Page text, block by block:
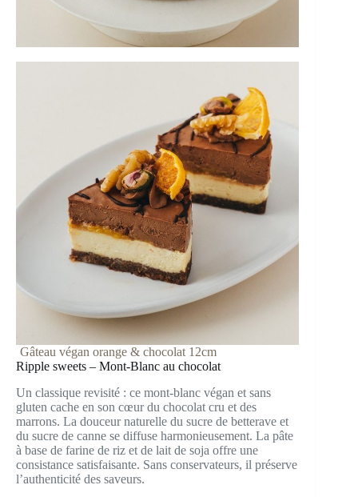
Gâteau végan orange & chocolat 12cm
Ripple sweets – Mont-Blanc au chocolat
Un classique revisité : ce mont-blanc végan et sans
gluten cache en son cœur du chocolat cru et des
marrons. La douceur naturelle du sucre de betterave et
du sucre de canne se diffuse harmonieusement. La pâte
à base de farine de riz et de lait de soja offre une
consistance satisfaisante. Sans conservateurs, il préserve
l’authenticité des saveurs.